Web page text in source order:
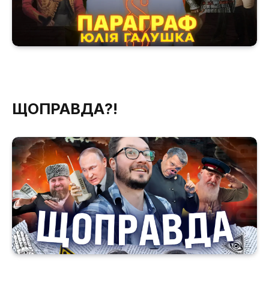
ЩОПРАВДА?!